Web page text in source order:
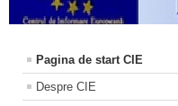
Pagina de start CIE
Despre CIE